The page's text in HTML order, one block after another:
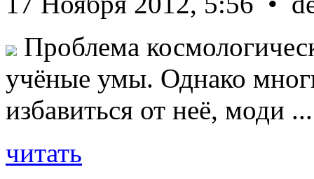
Проблема
учёные умы. Однако
избавиться от неё, моди ...
читать